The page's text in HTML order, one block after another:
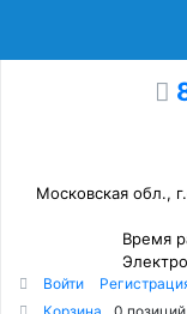
Московская обл.,
Время
Войти